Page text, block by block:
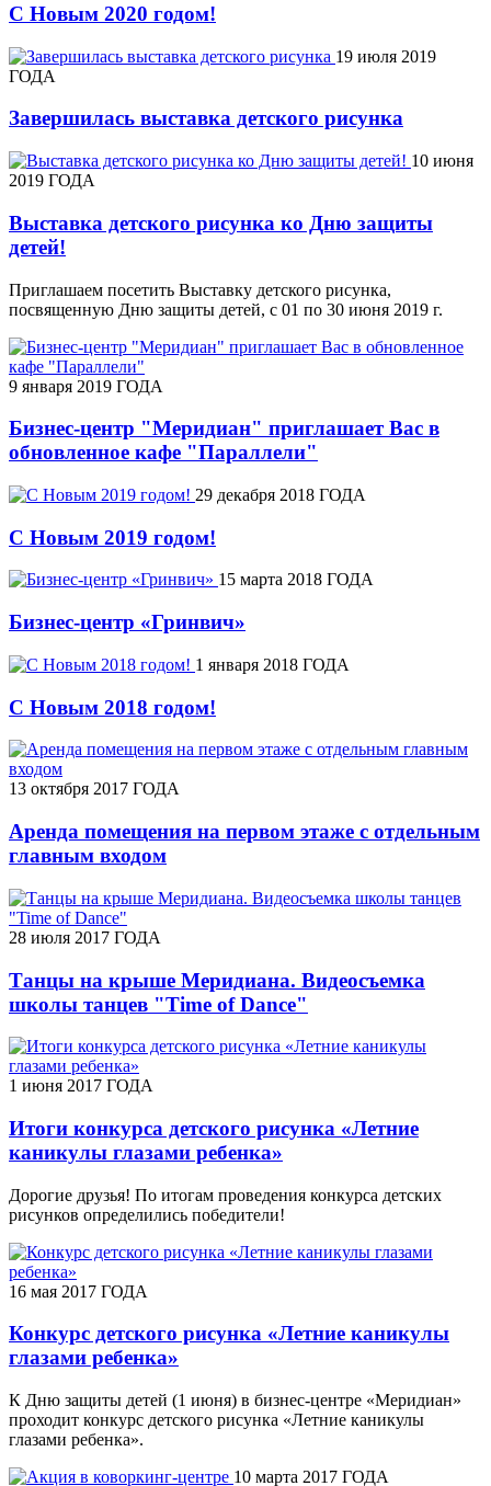
С Новым 2020 годом!
19 июля 2019
ГОДА
Завершилась выставка детского рисунка
10 июня
2019 ГОДА
Выставка детского рисунка ко Дню защиты
детей!
Приглашаем посетить Выставку детского рисунка,
посвященную Дню защиты детей, с 01 по 30 июня 2019 г.
9 января 2019 ГОДА
Бизнес-центр "Меридиан" приглашает Вас в
обновленное кафе "Параллели"
29 декабря 2018 ГОДА
С Новым 2019 годом!
15 марта 2018 ГОДА
Бизнес-центр «Гринвич»
1 января 2018 ГОДА
С Новым 2018 годом!
13 октября 2017 ГОДА
Аренда помещения на первом этаже с отдельным
главным входом
28 июля 2017 ГОДА
Танцы на крыше Меридиана. Видеосъемка
школы танцев "Time of Dance"
1 июня 2017 ГОДА
Итоги конкурса детского рисунка «Летние
каникулы глазами ребенка»
Дорогие друзья! По итогам проведения конкурса детских
рисунков определились победители!
16 мая 2017 ГОДА
Конкурс детского рисунка «Летние каникулы
глазами ребенка»
К Дню защиты детей (1 июня) в бизнес-центре «Меридиан»
проходит конкурс детского рисунка «Летние каникулы
глазами ребенка».
10 марта 2017 ГОДА